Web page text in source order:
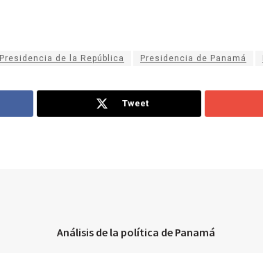
Presidencia de la República Presidencia de Panamá
Tweet
Análisis de la política de Panamá